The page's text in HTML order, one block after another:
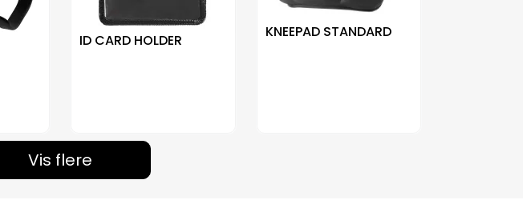
ID CARD HOLDER KNEEPAD STANDARD
Vis flere